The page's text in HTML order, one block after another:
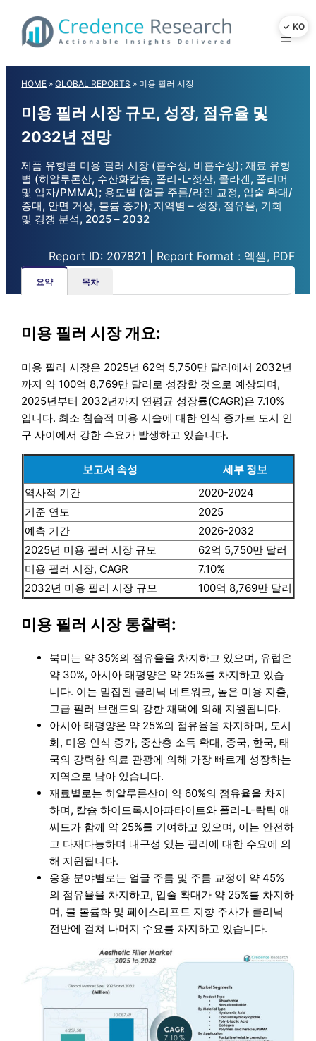
content
HOME »GLOBAL REPORTS » 미용 필러 시장
미용 필러 시장 규모, 성장, 점유율 및
2032년 전망
제품 유형별 미용 필러 시장 (흡수성, 비흡수성); 재료 유형
별 (히알루론산, 수산화칼슘, 폴리-L-젖산, 콜라겐, 폴리머
및 입자/PMMA); 용도별 (얼굴 주름/라인 교정, 입술 확대/
증대, 안면 거상, 볼륨 증가); 지역별 – 성장, 점유율, 기회
및 경쟁 분석, 2025 – 2032
Report ID: 207821 | Report Format : 엑셀, PDF
요약 목차
미용 필러 시장 개요:
미용 필러 시장은 2025년 62억 5,750만 달러에서 2032년
까지 약 100억 8,769만 달러로 성장할 것으로 예상되며,
2025년부터 2032년까지 연평균 성장률(CAGR)은 7.10%
입니다. 최소 침습적 미용 시술에 대한 인식 증가로 도시 인
구 사이에서 강한 수요가 발생하고 있습니다.
보고서 속성
세부 정보
역사적 기간
2020-2024
기준 연도
2025
예측 기간
2026-2032
2025년 미용 필러 시장 규모
62억 5,750만 달러
미용 필러 시장, CAGR
7.10%
2032년 미용 필러 시장 규모
100억 8,769만 달러
미용 필러 시장 통찰력:
북미는 약 35%의 점유율을 차지하고 있으며, 유럽은
약 30%, 아시아 태평양은 약 25%를 차지하고 있습
니다. 이는 밀집된 클리닉 네트워크, 높은 미용 지출,
고급 필러 브랜드의 강한 채택에 의해 지원됩니다.
아시아 태평양은 약 25%의 점유율을 차지하며, 도시
화, 미용 인식 증가, 중산층 소득 확대, 중국, 한국, 태
국의 강력한 의료 관광에 의해 가장 빠르게 성장하는
지역으로 남아 있습니다.
재료별로는 히알루론산이 약 60%의 점유율을 차지
하며, 칼슘 하이드록시아파타이트와 폴리-L-락틱 애
씨드가 함께 약 25%를 기여하고 있으며, 이는 안전하
고 다재다능하며 내구성 있는 필러에 대한 수요에 의
해 지원됩니다.
응용 분야별로는 얼굴 주름 및 주름 교정이 약 45%
의 점유율을 차지하고, 입술 확대가 약 25%를 차지하
며, 볼 볼륨화 및 페이스리프트 지향 주사가 클리닉
전반에 걸쳐 나머지 수요를 차지하고 있습니다.